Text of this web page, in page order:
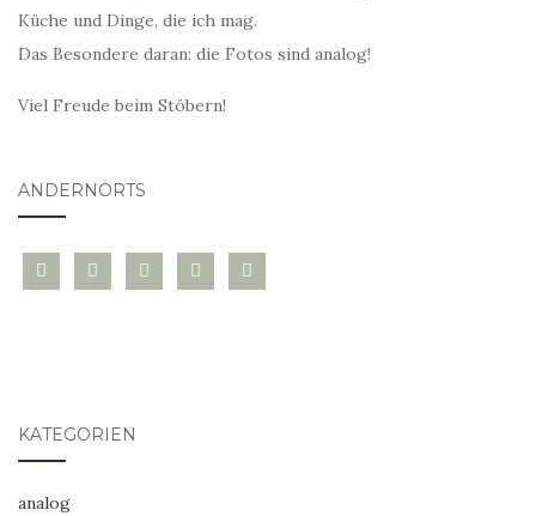
Küche und Dinge, die ich mag.
Das Besondere daran: die Fotos sind analog!
Viel Freude beim Stöbern!
ANDERNORTS
bloglovininstagramtwitter pinterest
mail
KATEGORIEN
analog